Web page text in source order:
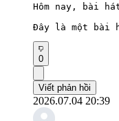
Hôm nay, bài
Đây là một bài
0
Viết phản hồi
2026.07.04 20:39